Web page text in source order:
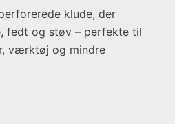
klude, der
fedt og støv – perfekte til
værktøj og mindre